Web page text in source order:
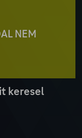
NEM
keresel